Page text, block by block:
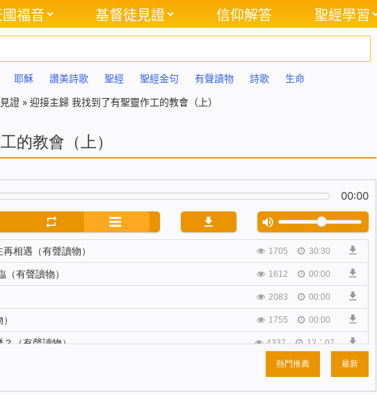
福音 基督徒見證 信仰解答 聖經學習
耶穌 讚美詩歌 聖經 聖經金句 有聲讀物 詩歌 生命
證 » 迎接主歸 我找到了有聖靈作工的教會（上）
的教會（上）
00:00
相遇（有聲讀物） 1705 30:30
有聲讀物） 1612 00:00
2083 00:00
1755 00:00
？（有聲讀物） 4337 12：07
2831 16:49
來（有聲讀物） 1542 00:00
熱門推薦 最新